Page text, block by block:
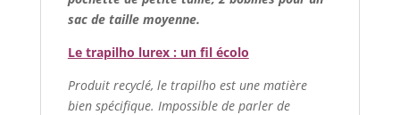
sac de taille moyenne.
Le trapilho lurex : un fil écolo
Produit recyclé, le trapilho est une matière
bien spécifique. Impossible de parler de